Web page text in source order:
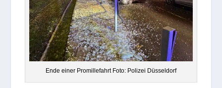
Ende einer Pro­mil­le­fahrt Foto: Poli­zei Düsseldorf